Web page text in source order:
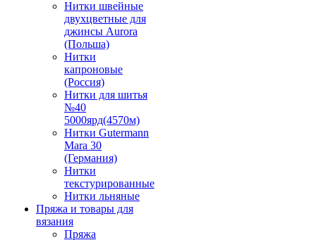
Нитки швейные
двухцветные для
джинсы Aurora
(Польша)
Нитки
капроновые
(Россия)
Нитки для шитья
№40
5000ярд(4570м)
Нитки Gutermann
Mara 30
(Германия)
Нитки
текстурированные
Нитки льняные
Пряжа и товары для
вязания
Пряжа